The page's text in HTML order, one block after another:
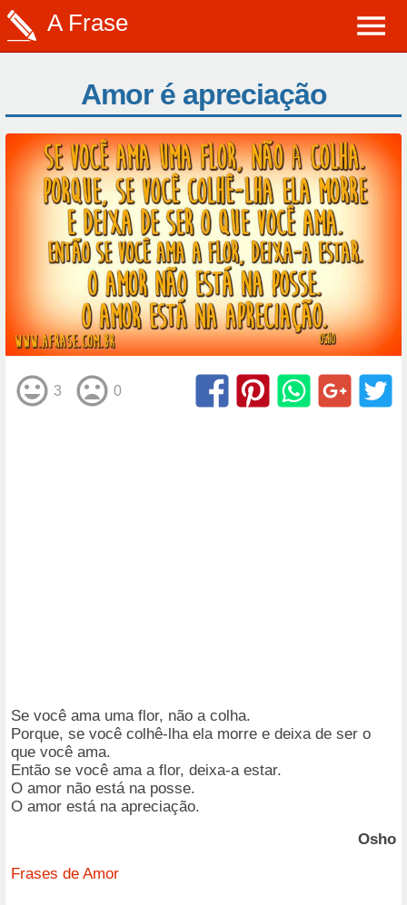
A Frase
Amor é apreciação
3 0
Se você ama uma flor, não a colha.
Porque, se você colhê-lha ela morre e deixa de ser o
que você ama.
Então se você ama a flor, deixa-a estar.
O amor não está na posse.
O amor está na apreciação.
Osho
Frases de Amor